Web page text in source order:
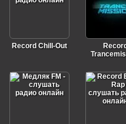
Record Chill-Out
Record